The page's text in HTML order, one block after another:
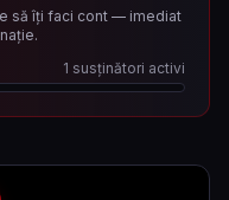
să îți faci cont — imediat
1 susținători activi